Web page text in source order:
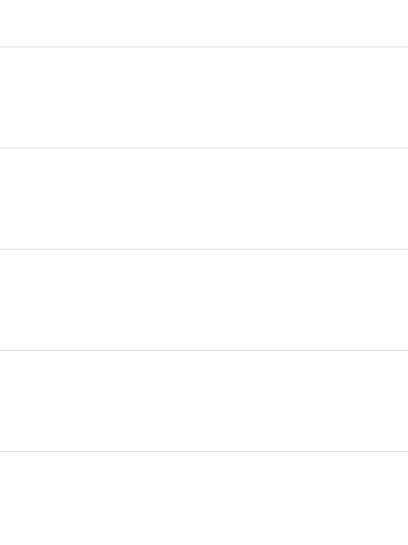
アメフト君が3Pに初挑戦
20 元 50 元 自定义